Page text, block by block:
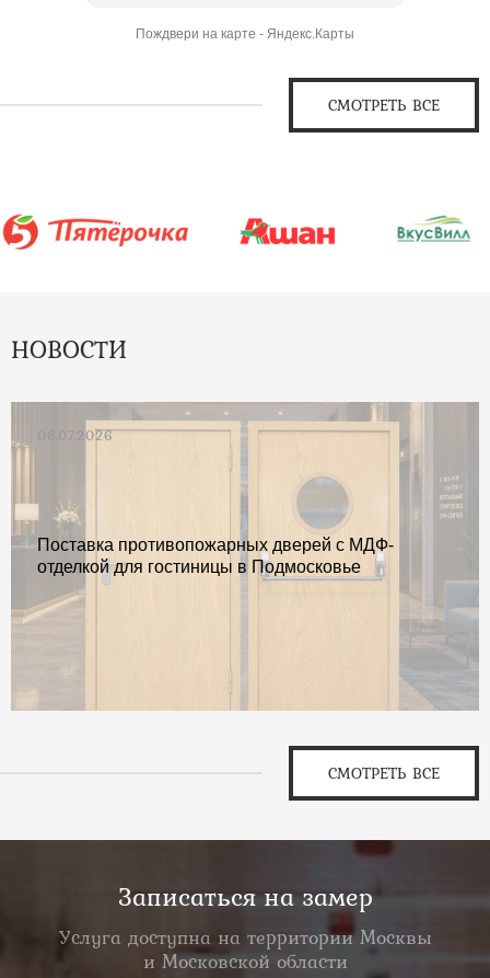
Пождвери на карте - Яндекс.Карты
СМОТРЕТЬ ВСЕ
НОВОСТИ
06.07.2026
Поставка противопожарных дверей с МДФ-
отделкой для гостиницы в Подмосковье
СМОТРЕТЬ ВСЕ
Записаться на замер
Услуга доступна на территории Москвы
и Московской области